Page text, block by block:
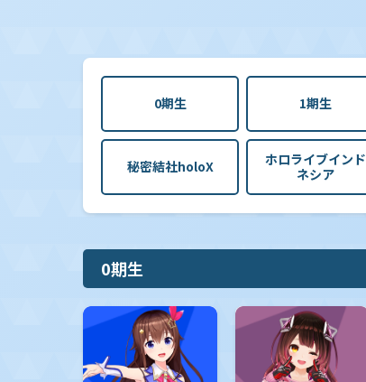
0期生 1期生
秘密結社holoX
ホロライブインド
ネシア
0期生